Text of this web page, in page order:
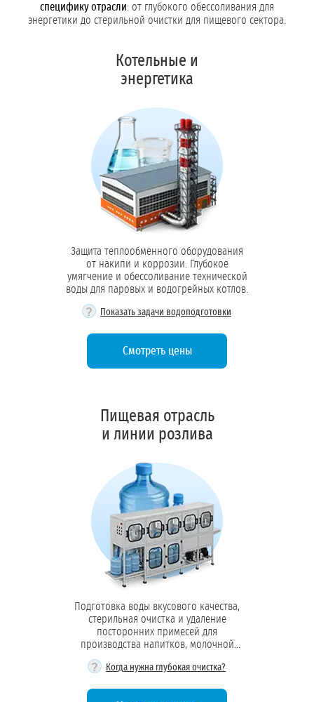
специфику отрасли: от глубокого обессоливания для
энергетики до стерильной очистки для пищевого сектора.
Котельные и
энергетика
Защита теплообменного оборудования
от накипи и коррозии. Глубокое
умягчение и обессоливание технической
воды для паровых и водогрейных котлов.
? Показать задачи водоподготовки
Умягчение воды:
Обессоливание:
Автоматизация:
Смотреть цены
Пищевая отрасль
и линии розлива
Подготовка воды вкусового качества,
стерильная очистка и удаление
посторонних примесей для
производства напитков, молочной
продукции и пищевых ингредиентов.
? Когда нужна глубокая очистка?